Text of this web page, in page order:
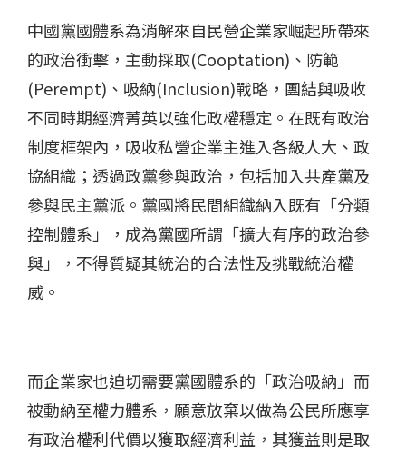
中國黨國體系為消解來自民營企業家崛起所帶來
的政治衝擊，主動採取(Cooptation)、防範
(Perempt)、吸納(Inclusion)戰略，團結與吸收
不同時期經濟菁英以強化政權穩定。在既有政治
制度框架內，吸收私營企業主進入各級人大、政
協組織；透過政黨參與政治，包括加入共產黨及
參與民主黨派。黨國將民間組織納入既有「分類
控制體系」，成為黨國所謂「擴大有序的政治參
與」，不得質疑其統治的合法性及挑戰統治權
威。
而企業家也迫切需要黨國體系的「政治吸納」而
被動納至權力體系，願意放棄以做為公民所應享
有政治權利代價以獲取經濟利益，其獲益則是取